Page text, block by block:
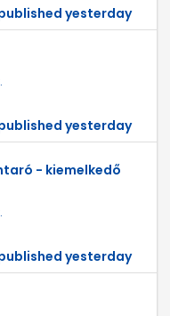
yesterday
yesterday
- kiemelkedő
yesterday